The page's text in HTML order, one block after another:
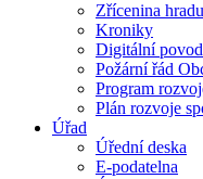
Zřícenina
Kroniky
Digitální
Požární řád
Program
Plán rozvoje
Úřad
Úřední deska
E-podatelna